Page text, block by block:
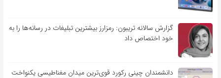
گزارش سالانه تریبون: رمزارز بیشترین تبلیغات در رسانه‌ها را به
خود اختصاص داد
دانشمندان چینی رکورد قوی‌ترین میدان مغناطیسی یکنواخت